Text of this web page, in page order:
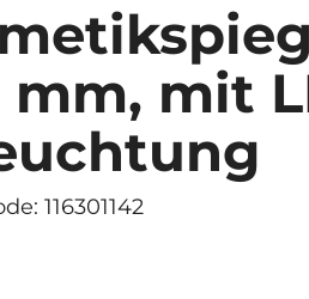
mm, mit
116301142